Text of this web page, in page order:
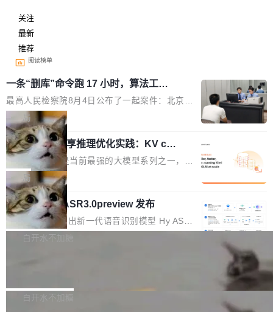
关注
最新
推荐
阅读榜单
一条“删库”命令跑 17 小时，算法工程
师删光 89TB 数据只为干私活
最高人民检察院8月4日公布了一起案件：北京一
名90后算法工程师王某，为了给自己接的私活腾
服务器空间，删光了公司AI游戏部门的全部核心
数据。 王某2024年1月入职东城区某科技公司AI
短剧部门，有互联网大厂背景。在公司内部架构
调整期间，部门三次通知全员将数据从A集群迁
移到B集群，王某都回复了"收到"。 他没有迁移
数据。2024年9月3日下午4点，他使用此前登录
的账号密码进入A集群，输入了一条被程序员圈
称为"删库跑路"的命令——最高管理员权限、无
自研的多个文生3D和...
局
Cloudflare 分享推理优化实践：KV ca
che 量化 + 权重压缩，吞吐量提升 4
1%，成本降 30%
Kimi 和 GLM 是当前最强的大模型系列之一，但
它们有一个共同的问题：太吃显存了。月之暗面
的 Kimi K 系列和智谱的 GLM 都是长上下文、M
oE 架构的大模型，好用到让人上瘾，但 GPU 显
存永远不够用。 Cloudflare 的 Workers AI 团队
一直在跑这些模型的推理。他们在官方博客上发
整性保护。效果是：吞吐量提升 41%，每 token
局
腾讯混元 Hy ASR3.0preview 发布
腾讯混元正式推出新一代语音识别模型 Hy ASR
3.0preview。基于最新一代大语言模型 Hy3 的
让语音识别不再只是听清，而是真正听懂。通过
白开水不加糖
新和少量网页兼容性修复版本。 Changes/fixe
白开水不加糖